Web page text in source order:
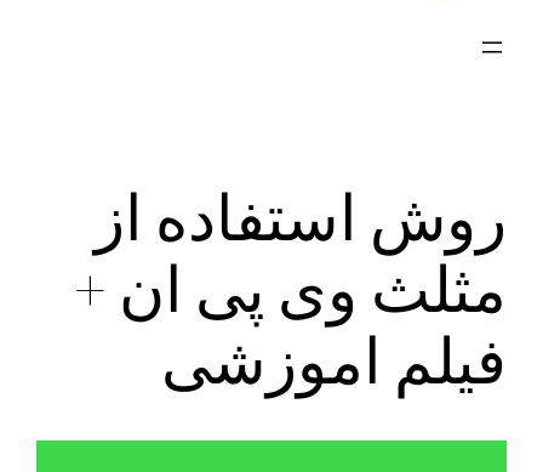
روش استفاده از
مثلث وی پی ان +
فیلم اموزشی